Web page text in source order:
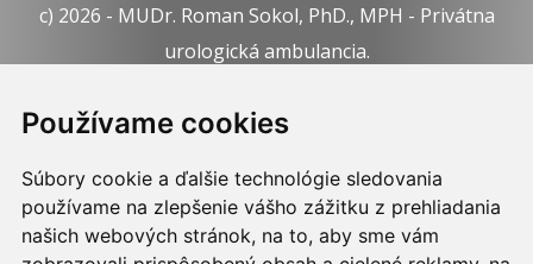
Používame cookies
Súbory cookie a ďalšie technológie sledovania
používame na zlepšenie vášho zážitku z prehliadania
našich webových stránok, na to, aby sme vám
c) 2026 - MUDr. Roman Sokol, PhD., MPH - Privátna
urologická ambulancia.
podmienkach prevádzkovateľa.
Používame cookies -nastavenie cookies.